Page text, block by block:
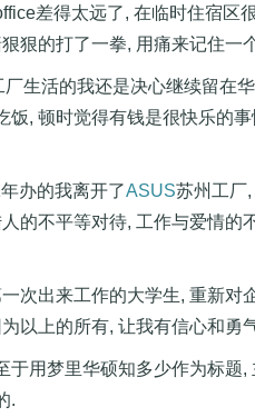
差得太远了, 在临时住宿区
狠的打了一拳, 用痛来记住一
生活的我还是决心继续留在
, 顿时觉得有钱是很快乐的
办的我离开了ASUS苏州工厂
的不平等对待, 工作与爱情的
次出来工作的大学生, 重新对
以上的所有, 让我有信心和勇
于用梦里华硕知多少作为标题
.